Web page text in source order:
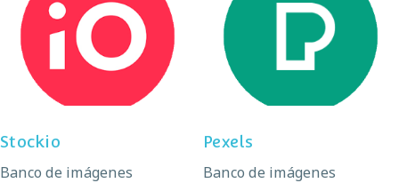
Stockio
Stockio
Banco de imágenes
Pexels
Pexels
Banco de imágenes